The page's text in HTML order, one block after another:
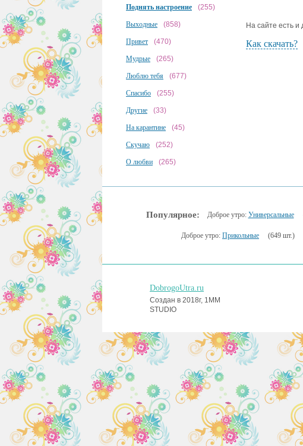
Поднять настроение (255)
Выходные (858)
Привет (470)
Мудрые (265)
Люблю тебя (677)
Спасибо (255)
Другие (33)
На карантине (45)
Скучаю (252)
О любви (265)
На сайте есть
Как скачать?
Популярное: Доброе утро: Универсальные
Доброе утро: Прикольные (649 шт.)
DobrogoUtra.ru
Создан в 2018г, 1MM
STUDIO